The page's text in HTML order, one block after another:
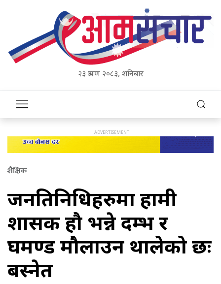
२३ श्रावण २०८३, शनिबार
शैक्षिक
जनप्रतिनिधिहरुमा हामी
शासक हौ भन्ने दम्भ र
घमण्ड मौलाउन थालेको छः
बस्नेत